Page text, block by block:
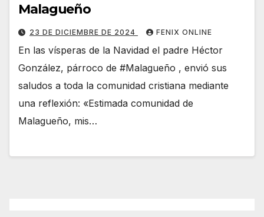
Malagueño
23 DE DICIEMBRE DE 2024 FENIX ONLINE
En las vísperas de la Navidad el padre Héctor
González, párroco de #Malagueño , envió sus
saludos a toda la comunidad cristiana mediante
una reflexión: «Estimada comunidad de
Malagueño, mis…